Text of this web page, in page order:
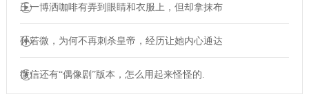
王一博洒咖啡有弄到眼睛和衣服上，但却拿抹布
孙若微，为何不再刺杀皇帝，经历让她内心通达
微信还有“偶像剧”版本，怎么用起来怪怪的.